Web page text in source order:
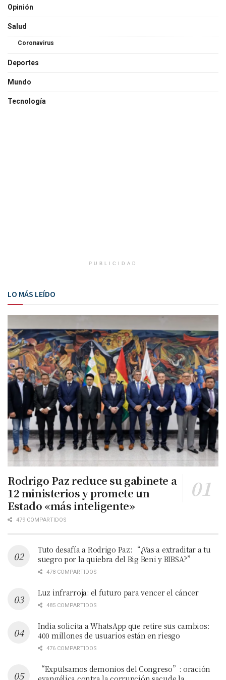
Opinión
Salud
Coronavirus
Deportes
Mundo
Tecnología
PUBLICIDAD
LO MÁS LEÍDO
Rodrigo Paz reduce su gabinete a
12 ministerios y promete un
Estado «más inteligente»
479 COMPARTIDOS
Tuto desafía a Rodrigo Paz: “¿Vas a extraditar a tu
suegro por la quiebra del Big Beni y BIBSA?”
478 COMPARTIDOS
Luz infrarroja: el futuro para vencer el cáncer
485 COMPARTIDOS
India solicita a WhatsApp que retire sus cambios:
400 millones de usuarios están en riesgo
476 COMPARTIDOS
“Expulsamos demonios del Congreso”: oración